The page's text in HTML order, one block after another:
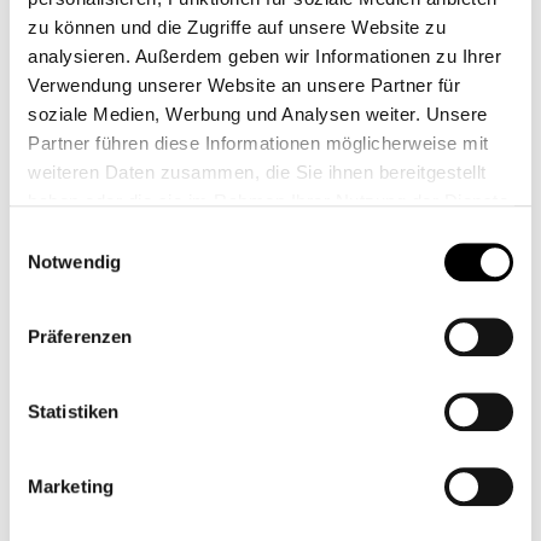
zu können und die Zugriffe auf unsere Website zu
analysieren. Außerdem geben wir Informationen zu Ihrer
Verwendung unserer Website an unsere Partner für
soziale Medien, Werbung und Analysen weiter. Unsere
Partner führen diese Informationen möglicherweise mit
weiteren Daten zusammen, die Sie ihnen bereitgestellt
Notwendig
Präferenzen
Statistiken
Marketing
DARTY FLYSCREEN
CLASSIC THRUXTON
PARABRISAS DAKAR -
SCRAMBLER 1200